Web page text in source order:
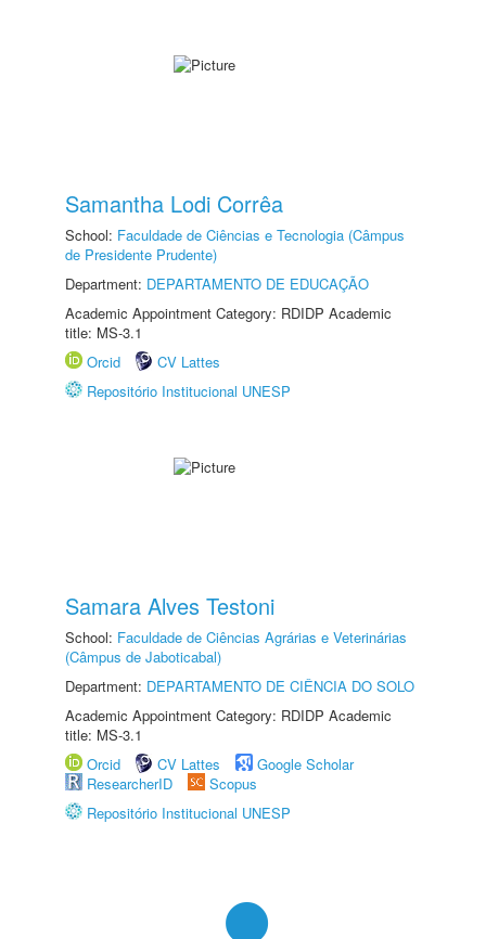
Samantha Lodi Corrêa
School: Faculdade de Ciências e Tecnologia (Câmpus
de Presidente Prudente)
Department: DEPARTAMENTO DE EDUCAÇÃO
Academic Appointment Category: RDIDP Academic
title: MS-3.1
Orcid
CV Lattes
Repositório Institucional UNESP
Samara Alves Testoni
School: Faculdade de Ciências Agrárias e Veterinárias
(Câmpus de Jaboticabal)
Department: DEPARTAMENTO DE CIÊNCIA DO SOLO
Academic Appointment Category: RDIDP Academic
title: MS-3.1
Orcid
CV Lattes
Google Scholar
ResearcherID
Scopus
Repositório Institucional UNESP